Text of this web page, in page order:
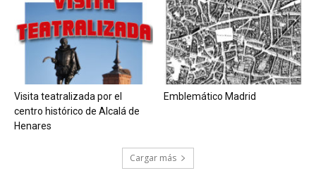
Visita teatralizada por el
centro histórico de Alcalá de
Henares
Emblemático Madrid
Cargar más